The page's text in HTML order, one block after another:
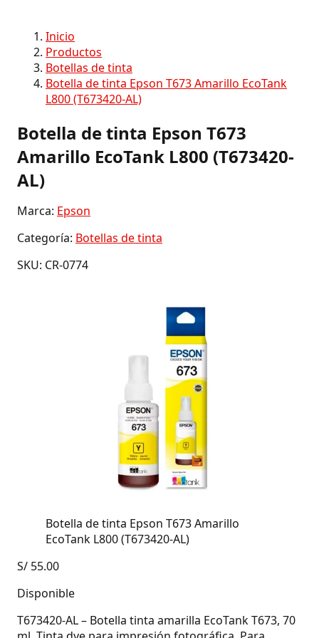
Inicio
Productos
Botellas de tinta
Botella de tinta Epson T673 Amarillo EcoTank
L800 (T673420-AL)
Botella de tinta Epson T673
Amarillo EcoTank L800 (T673420-
AL)
Marca: Epson
Categoría: Botellas de tinta
SKU: CR-0774
Botella de tinta Epson T673 Amarillo
EcoTank L800 (T673420-AL)
S/ 55.00
Disponible
T673420-AL – Botella tinta amarilla EcoTank T673, 70